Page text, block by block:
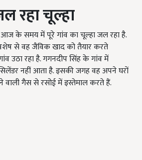
रहा चूल्हा
के समय में पूरे गांव का चूल्हा जल रहा है.
से वह जैविक खाद को तैयार करते
उठा रहा है. गगनदीप सिंह के गांव में
नहीं आता है. इसकी जगह वह अपने घरों
वाली गैस से रसोई में इस्तेमाल करते हैं.